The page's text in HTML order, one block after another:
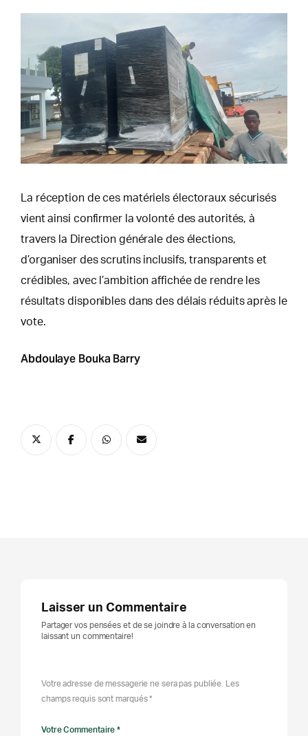
La réception de ces matériels électoraux sécurisés
vient ainsi confirmer la volonté des autorités, à
travers la Direction générale des élections,
d’organiser des scrutins inclusifs, transparents et
crédibles, avec l’ambition affichée de rendre les
résultats disponibles dans des délais réduits après le
vote.
Abdoulaye Bouka Barry
Laisser un Commentaire
Partager vos pensées et de se joindre à la conversation en
laissant un commentaire!
Votre adresse de messagerie ne sera pas publiée. Les
champs requis sont marqués *
Votre Commentaire *